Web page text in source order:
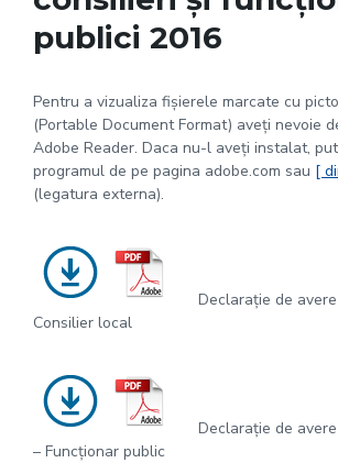
publici 2016
Pentru a vizualiza fișierele marcate cu
(Portable Document Format) aveți nevoie
Adobe Reader. Daca nu-l aveți instalat,
programul de pe pagina adobe.com sau [
(legatura externa).
Declarație de
Consilier local
Declarație de
– Funcționar public